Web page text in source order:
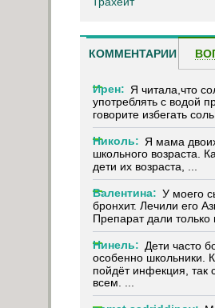
КОММЕНТАРИИ
Ирен: Я читала,что
употреблять с водой
говорите избегать
Николь: Я мама
школьного возраста.
дети их возраста, ...
Валентина: У моего
бронхит. Лечили его
Препарат дали только
Нинель: Дети часто
особенно школьники.
пойдёт инфекция, так
всем. ...